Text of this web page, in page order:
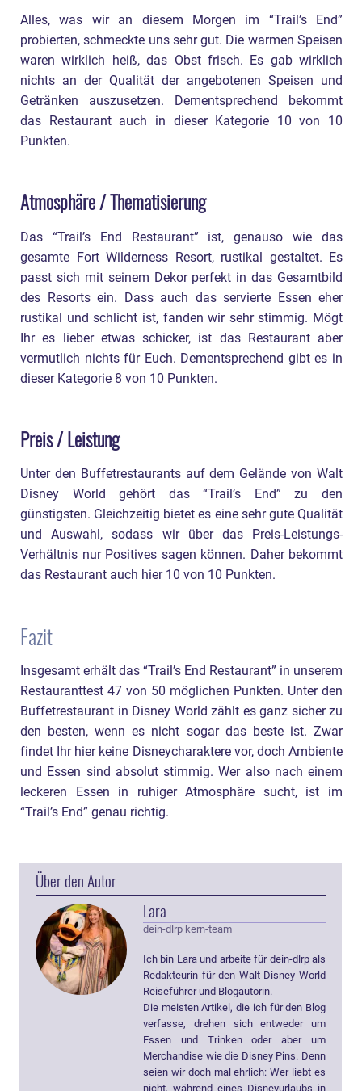
Alles, was wir an diesem Morgen im “Trail’s End”
probierten, schmeckte uns sehr gut. Die warmen Speisen
waren wirklich heiß, das Obst frisch. Es gab wirklich
nichts an der Qualität der angebotenen Speisen und
Getränken auszusetzen. Dementsprechend bekommt
das Restaurant auch in dieser Kategorie 10 von 10
Punkten.
Atmosphäre / Thematisierung
Das “Trail’s End Restaurant” ist, genauso wie das
gesamte Fort Wilderness Resort, rustikal gestaltet. Es
passt sich mit seinem Dekor perfekt in das Gesamtbild
des Resorts ein. Dass auch das servierte Essen eher
rustikal und schlicht ist, fanden wir sehr stimmig. Mögt
Ihr es lieber etwas schicker, ist das Restaurant aber
vermutlich nichts für Euch. Dementsprechend gibt es in
dieser Kategorie 8 von 10 Punkten.
Preis / Leistung
Unter den Buffetrestaurants auf dem Gelände von Walt
Disney World gehört das “Trail’s End” zu den
günstigsten. Gleichzeitig bietet es eine sehr gute Qualität
und Auswahl, sodass wir über das Preis-Leistungs-
Verhältnis nur Positives sagen können. Daher bekommt
das Restaurant auch hier 10 von 10 Punkten.
Fazit
Insgesamt erhält das “Trail’s End Restaurant” in unserem
Restauranttest 47 von 50 möglichen Punkten. Unter den
Buffetrestaurant in Disney World zählt es ganz sicher zu
den besten, wenn es nicht sogar das beste ist. Zwar
findet Ihr hier keine Disneycharaktere vor, doch Ambiente
und Essen sind absolut stimmig. Wer also nach einem
leckeren Essen in ruhiger Atmosphäre sucht, ist im
“Trail’s End” genau richtig.
Über den Autor
Lara
dein-dlrp kern-team
Ich bin Lara und arbeite für dein-dlrp als
Redakteurin für den Walt Disney World
Reiseführer und Blogautorin.
Die meisten Artikel, die ich für den Blog
verfasse, drehen sich entweder um
Essen und Trinken oder aber um
Merchandise wie die Disney Pins. Denn
seien wir doch mal ehrlich: Wer liebt es
nicht, während eines Disneyurlaubs in